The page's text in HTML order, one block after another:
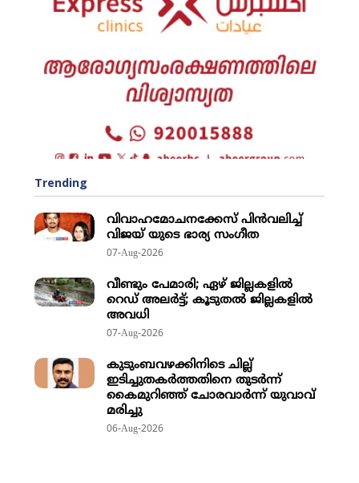
Trending
വിവാഹമോചനക്കേസ് പിന്‍വലിച്ച്
വിജയ് യുടെ ഭാര്യ സംഗീത
07-Aug-2026
വീണ്ടും പേമാരി; ഏഴ് ജില്ലകളില്‍
റെഡ് അലര്‍ട്ട്; കൂടുതല്‍ ജില്ലകളില്‍
അവധി
07-Aug-2026
കുടുംബവഴക്കിനിടെ ​ചില്ല്
ഇടിച്ചുതക‍ർത്തതിനെ തുടർന്ന്
കൈമുറിഞ്ഞ് ചോരവാർന്ന് യുവാവ്
മരിച്ചു
06-Aug-2026